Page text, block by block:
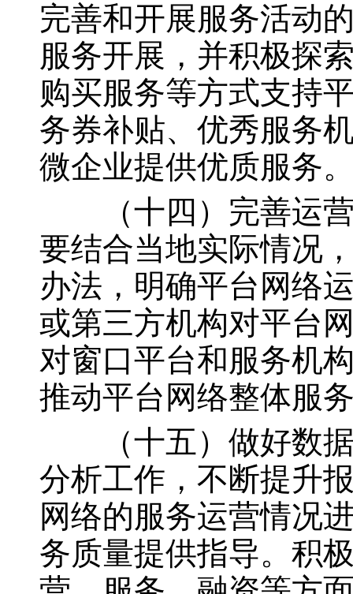
完善和开展服务活动
服务开展，并积极探
购买服务等方式支持
务券补贴、优秀服务
微企业提供优质服务
（十四）完善运营
要结合当地实际情况
办法，明确平台网络
或第三方机构对平台
对窗口平台和服务机
推动平台网络整体服
（十五）做好数据
分析工作，不断提升
网络的服务运营情况
务质量提供指导。积